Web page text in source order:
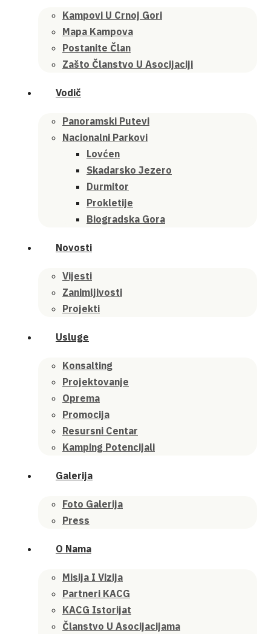
Kampovi U Crnoj Gori
Mapa Kampova
Postanite Član
Zašto Članstvo U Asocijaciji
Vodič
Panoramski Putevi
Nacionalni Parkovi
Lovćen
Skadarsko Jezero
Durmitor
Prokletije
Biogradska Gora
Novosti
Vijesti
Zanimljivosti
Projekti
Usluge
Konsalting
Projektovanje
Oprema
Promocija
Resursni Centar
Kamping Potencijali
Galerija
Foto Galerija
Press
O Nama
Misija I Vizija
Partneri KACG
KACG Istorijat
Članstvo U Asocijacijama